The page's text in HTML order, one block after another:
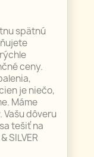
spätnú
ceny.
je niečo,
Máme
dôveru
tešiť na
SILVER